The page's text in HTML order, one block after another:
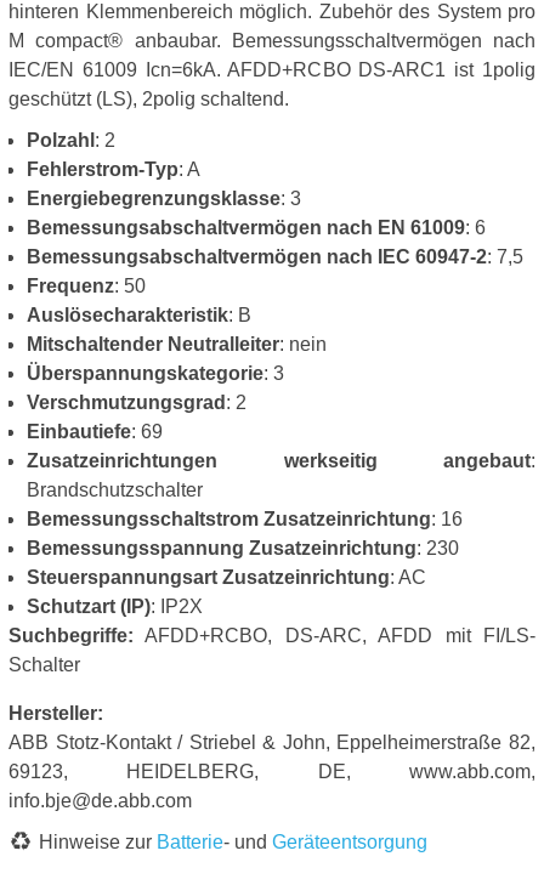
hinteren Klemmenbereich möglich. Zubehör des System pro
M compact® anbaubar. Bemessungsschaltvermögen nach
IEC/EN 61009 Icn=6kA. AFDD+RCBO DS-ARC1 ist 1polig
geschützt (LS), 2polig schaltend.
Polzahl : 2
Fehlerstrom-Typ: A
Energiebegrenzungsklasse: 3
Bemessungsabschaltvermögen nach EN 61009: 6
Bemessungsabschaltvermögen nach IEC 60947-2: 7,5
Frequenz: 50
Auslösecharakteristik: B
Mitschaltender Neutralleiter: nein
Überspannungskategorie: 3
Verschmutzungsgrad : 2
Einbautiefe: 69
Zusatzeinrichtungen werkseitig angebaut:
Brandschutzschalter
Bemessungsschaltstrom Zusatzeinrichtung: 16
Bemessungsspannung Zusatzeinrichtung: 230
Steuerspannungsart Zusatzeinrichtung: AC
Schutzart (IP): IP2X
Suchbegriffe: AFDD+RCBO, DS-ARC, AFDD mit FI/LS-
Schalter
Hersteller:
ABB Stotz-Kontakt / Striebel & John, Eppelheimerstraße 82,
69123, HEIDELBERG, DE, www.abb.com,
info.bje@de.abb.com
Hinweise zur Batterie- und Geräteentsorgung